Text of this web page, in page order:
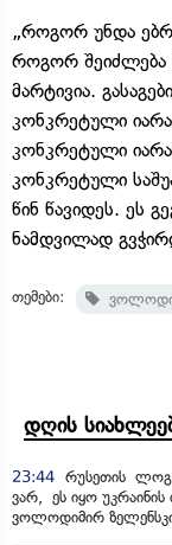
„როგორ უნდა
როგორ შეიძლება
მარტივია.
კონკრეტული
კონკრეტული
კონკრეტული
წინ წავიდეს. ეს
ნამდვილად
თემები:
დღის
23:44 რუსეთის
ვარ, ეს იყო
ვოლოდიმირ